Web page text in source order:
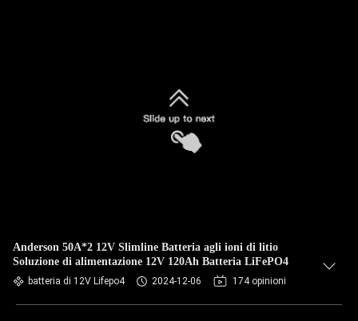
Anderson 50A*2 12V Slimline Batteria agli ioni di litio
Soluzione di alimentazione 12V 120Ah Batteria LiFePO4
batteria di 12V Lifepo4 2024-12-06 174 opinioni